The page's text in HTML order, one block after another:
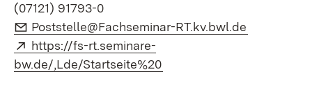
(07121) 91793-0
E-Mail:
Poststelle@Fachseminar-RT.kv.bwl.de
Extern:
https://fs-rt.seminare-
bw.de/,Lde/Startseite%20